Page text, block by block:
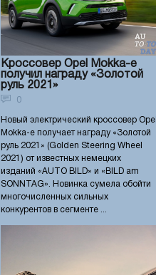
Кроссовер Opel Mokka-e
получил награду «Золотой
руль 2021»
0
Новый электрический кроссовер Opel
Mokka-e получает награду «Золотой
руль 2021» (Golden Steering Wheel
2021) от известных немецких
изданий «AUTO BILD» и «BILD am
SONNTAG». Новинка сумела обойти
многочисленных сильных
конкурентов в сегменте ...